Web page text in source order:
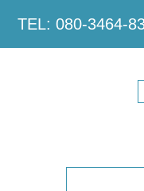
TEL: 080-3464-